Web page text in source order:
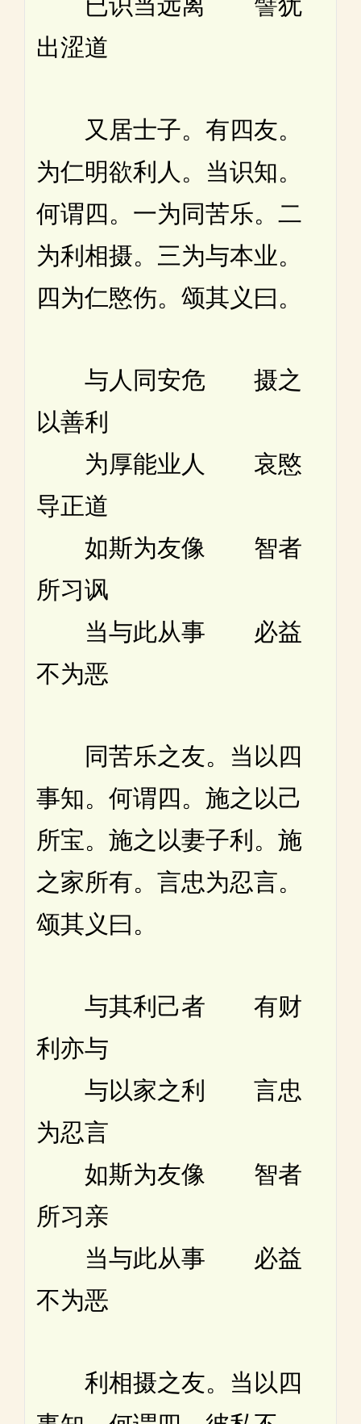
出涩道
又居士子。有四友。
为仁明欲利人。当识知。
何谓四。一为同苦乐。二
为利相摄。三为与本业。
四为仁愍伤。颂其义曰。
与人同安危 摄之
以善利
为厚能业人 哀愍
导正道
如斯为友像 智者
所习讽
当与此从事 必益
不为恶
同苦乐之友。当以四
事知。何谓四。施之以己
所宝。施之以妻子利。施
之家所有。言忠为忍言。
颂其义曰。
与其利己者 有财
利亦与
与以家之利 言忠
为忍言
如斯为友像 智者
所习亲
当与此从事 必益
不为恶
利相摄之友。当以四